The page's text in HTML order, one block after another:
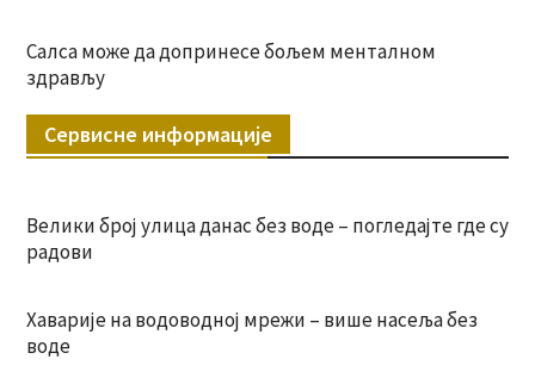
Салса може да допринесе бољем менталном
здрављу
Сервисне информације
Велики број улица данас без воде – погледајте где су
радови
Хаварије на водоводној мрежи – више насеља без
воде